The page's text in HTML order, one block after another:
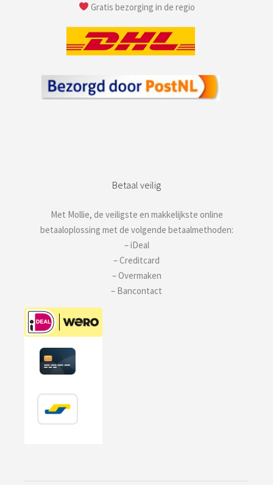
Gratis bezorging in de regio
Betaal veilig
Met Mollie, de veiligste en makkelijkste online
betaaloplossing met de volgende betaalmethoden:
– iDeal
– Creditcard
– Overmaken
– Bancontact